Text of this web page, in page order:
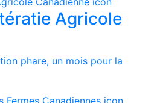
Agricole
phare, un mois pour la